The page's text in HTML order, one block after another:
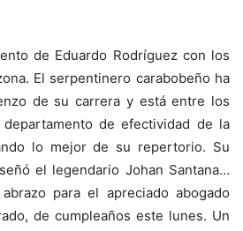
de Eduardo Rodríguez con los
El serpentinero carabobeño ha
de su carrera y está entre los
de efectividad de la
lo mejor de su repertorio. Su
el legendario Johan Santana…
para el apreciado abogado
de cumpleaños este lunes. Un